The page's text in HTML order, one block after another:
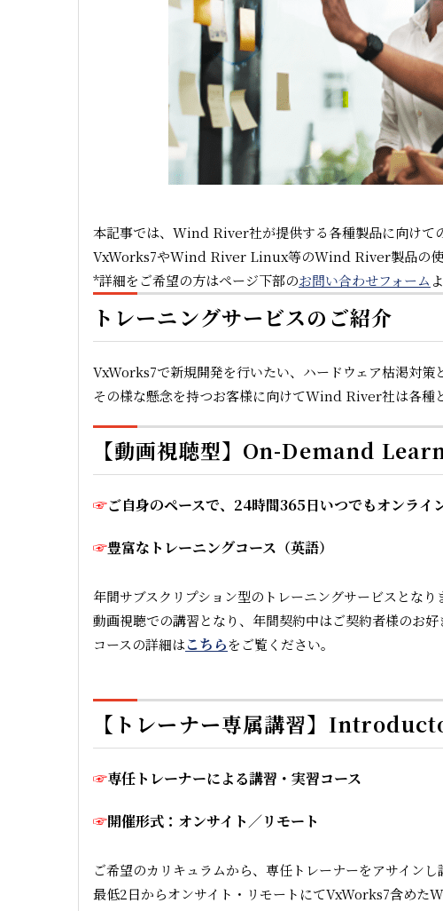
本記事では、Wind River社が提供する各種製品に向けて
VxWorks7やWind River Linux等のWind River製品の使
*詳細をご希望の方はページ下部のお問い合わせフォーム
トレーニングサービスのご紹介
VxWorks7で新規開発を行いたい、ハードウェア枯渇対
その様な懸念を持つお客様に向けてWind River社は各種
【動画視聴型】On-Demand
☞ご自身のペースで、 24時間365日いつでもオンライ
☞豊富なトレーニングコース（英語）
年間サブスクリプション型のトレーニングサービスとなり
動画視聴での講習となり、年間契約中はご契約者様のお好
コースの詳細はこちらをご覧ください。
【トレーナー専属講習】
☞専任トレーナーによる講習・実習コース
☞開催形式： オンサイト／リモート
ご希望のカリキュラムから、専任トレーナーをアサインし
最低2日からオンサイト・リモートにてVxWorks7含めた